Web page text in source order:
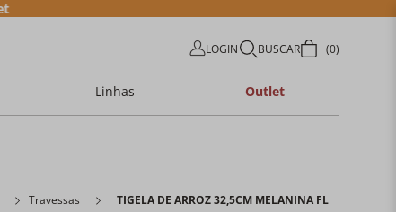
LOGIN BUSCAR 0
Linhas Outlet
Travessas TIGELA DE ARROZ 32,5CM MELANINA FLOWER